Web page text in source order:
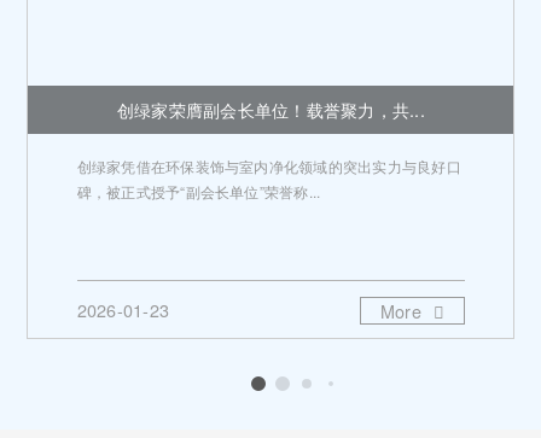
创绿家荣膺副会长单位！载誉聚力，共...
创绿家凭借在环保装饰与室内净化领域的突出实力与良好口
碑，被正式授予“副会长单位”荣誉称...
2026-01-23 More